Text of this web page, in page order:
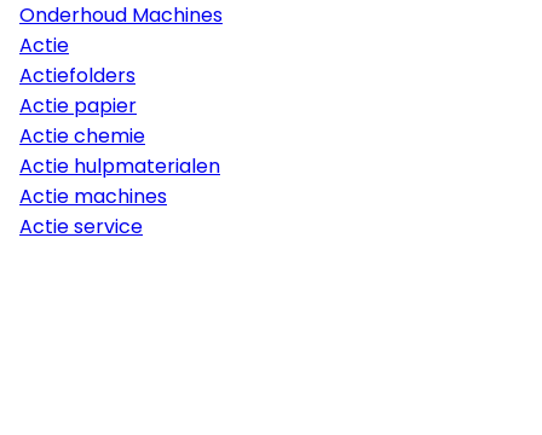
Onderhoud Machines
Actie
Actiefolders
Actie papier
Actie chemie
Actie hulpmaterialen
Actie machines
Actie service